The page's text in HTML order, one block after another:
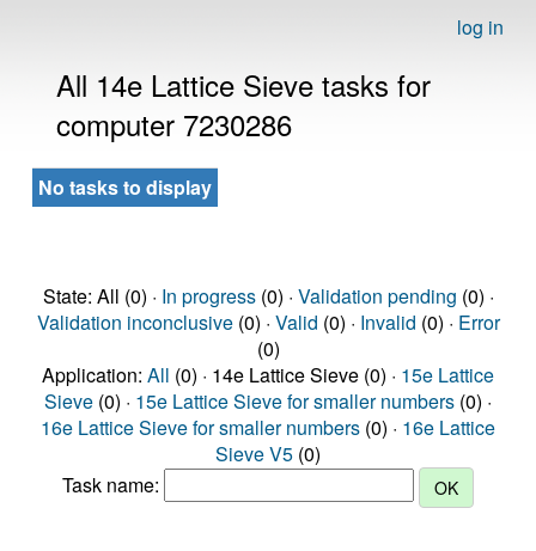
log in
All 14e Lattice Sieve tasks for
computer 7230286
No tasks to display
State: All (0) · In progress(0) · Validation pending (0) ·
Validation inconclusive(0) · Valid (0) · Invalid (0) · Error
(0)
Application: All (0) · 14e Lattice Sieve (0) · 15e Lattice
Sieve (0) · 15e Lattice Sieve for smaller numbers (0) ·
16e Lattice Sieve for smaller numbers (0) · 16e Lattice
Sieve V5 (0)
Task name: